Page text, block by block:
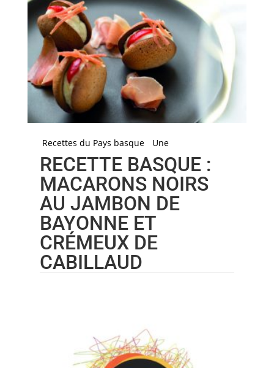
Recettes du Pays basque Une
RECETTE BASQUE :
MACARONS NOIRS
AU JAMBON DE
BAYONNE ET
CRÉMEUX DE
CABILLAUD